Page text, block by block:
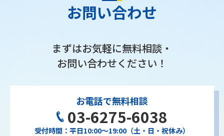
お問い合わせ
まずはお気軽に無料相談・
お問い合わせください！
お電話で無料相談
03-6275-6038
受付時間：平日10:00〜19:00（土・日・祝休み）